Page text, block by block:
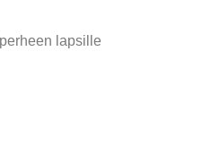
lapsille